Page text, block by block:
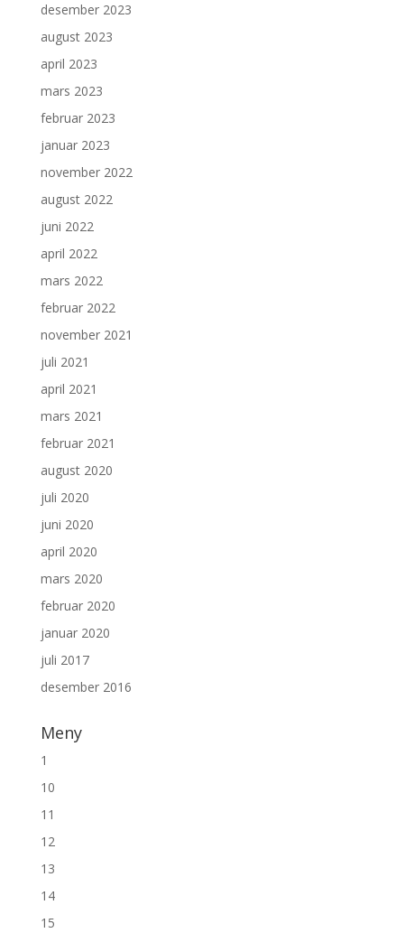
desember 2023
august 2023
april 2023
mars 2023
februar 2023
januar 2023
november 2022
august 2022
juni 2022
april 2022
mars 2022
februar 2022
november 2021
juli 2021
april 2021
mars 2021
februar 2021
august 2020
juli 2020
juni 2020
april 2020
mars 2020
februar 2020
januar 2020
juli 2017
desember 2016
Meny
1
10
11
12
13
14
15